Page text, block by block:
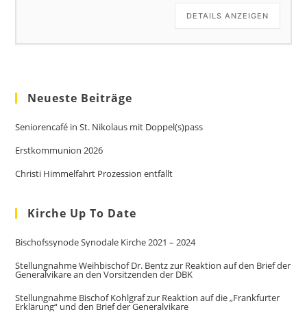
DETAILS ANZEIGEN
Neueste Beiträge
Seniorencafé in St. Nikolaus mit Doppel(s)pass
Erstkommunion 2026
Christi Himmelfahrt Prozession entfällt
Kirche Up To Date
Bischofssynode Synodale Kirche 2021 – 2024
Stellungnahme Weihbischof Dr. Bentz zur Reaktion auf den Brief der
Generalvikare an den Vorsitzenden der DBK
Stellungnahme Bischof Kohlgraf zur Reaktion auf die „Frankfurter
Erklärung“ und den Brief der Generalvikare